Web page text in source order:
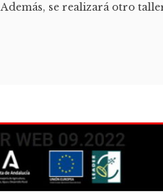
Además, se realizará otro